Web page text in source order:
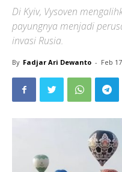
Di Kyiv, Vysoven
payungnya menjadi
invasi Rusia.
By Fadjar Ari Dewanto - Feb